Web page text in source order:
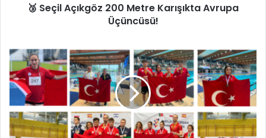
2
0
0
e
t
r
🥉 Seçil Açıkgöz 200 Metre Karışıkta Avrupa
Üçüncüsü!
Ö
z
e
S
p
o